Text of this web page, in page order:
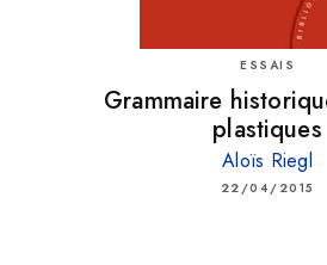
ESSAIS
Grammaire
plastiques
Aloïs Riegl
22/04/2015